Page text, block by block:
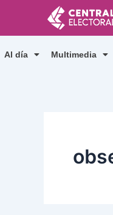
contenido
Al día Multimedia